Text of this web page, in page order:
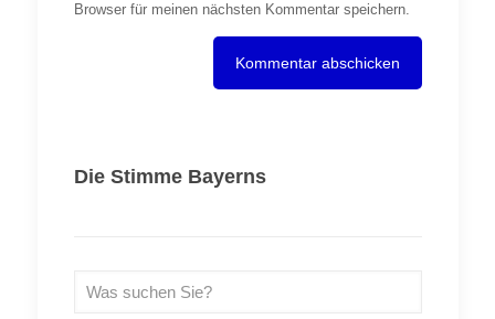
Browser für meinen nächsten Kommentar speichern.
Die Stimme Bayerns